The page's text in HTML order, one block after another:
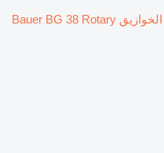
ماكينة الخوازيق Bauer BG 38 Rotary